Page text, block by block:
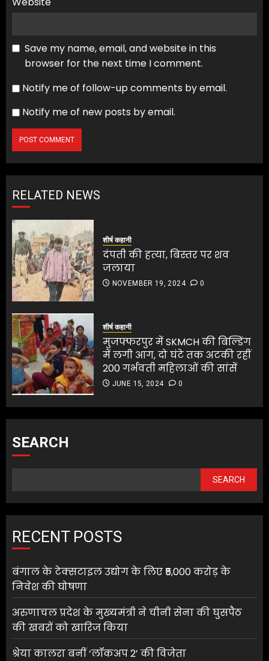
Save my name, email, and website in this
browser for the next time I comment.
Notify me of follow-up comments by email.
Notify me of new posts by email.
RELATED NEWS
शीर्ष कहानी
दंपती की हत्या, बिस्तर पर शव
जलाया
NOVEMBER 19, 2024 0
शीर्ष कहानी
मुजफ्फरपुर में SKMCH की बिल्डिंग
में लगी आग, दो घंटे तक अटकी रहीं
200 गर्भवती महिलाओं की सांसें
JUNE 15, 2024 0
SEARCH
SEARCH
RECENT POSTS
बंगाल के टेक्सटाइल उद्योग के लिए ₹5,000 करोड़ के
निवेश की घोषणा
अरुणाचल प्रदेश के मुख्यमंत्री ने चीनी सेना की घुसपैठ
की खबरों को खारिज किया
श्रेया कालरा बनीं ‘लॉकअप 2’ की विजेता